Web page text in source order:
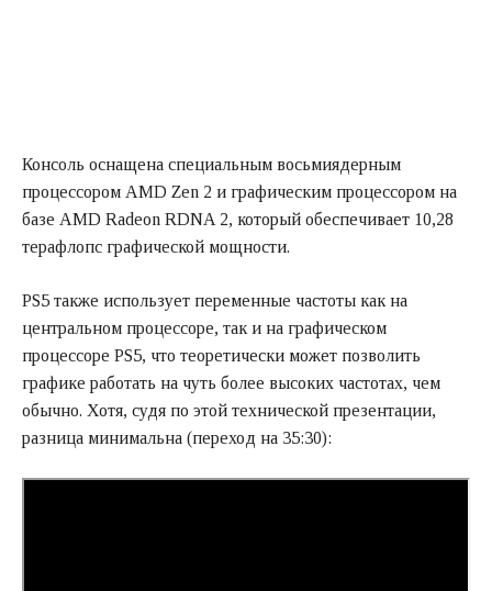
Консоль оснащена специальным восьмиядерным
процессором AMD Zen 2 и графическим процессором на
базе AMD Radeon RDNA 2, который обеспечивает 10,28
терафлопс графической мощности.
PS5 также использует переменные частоты как на
центральном процессоре, так и на графическом
процессоре PS5, что теоретически может позволить
графике работать на чуть более высоких частотах, чем
обычно. Хотя, судя по этой технической презентации,
разница минимальна (переход на 35:30):